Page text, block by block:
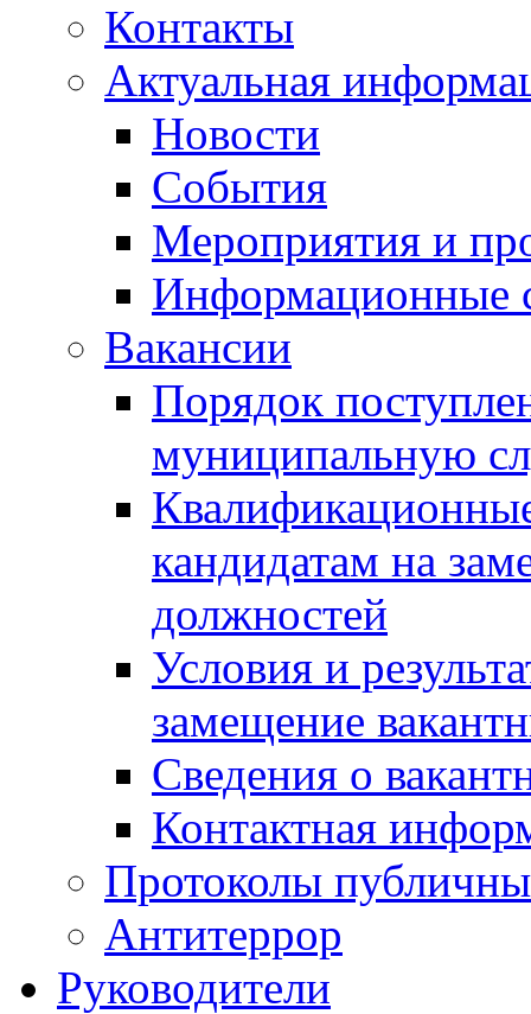
Контакты
Актуальная
Новости
События
Мероприятия и
Информационные
Вакансии
Порядок
муниципальную
кандидатам на
должностей
Условия и
замещение
Сведения о
Контактная
Протоколы
Антитеррор
Руководители